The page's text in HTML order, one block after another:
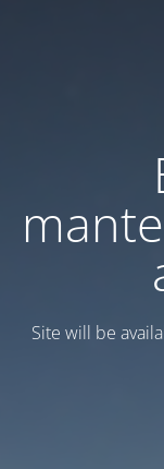
Site will be